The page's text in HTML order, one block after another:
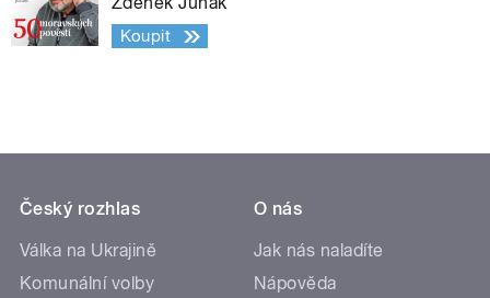
Koupit
Český rozhlas
Válka na Ukrajině
Komunální volby
O nás
Jak nás naladíte
Nápověda